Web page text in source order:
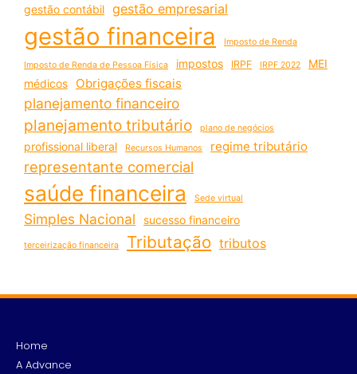
gestão contábil gestão empresarial
gestão financeira Imposto de Renda
Imposto de Renda de Pessoa Física impostos IRPF IRPF 2022
MEI
médicos
Obrigações fiscais
planejamento financeiro
planejamento tributário plano de negócios
profissional liberal Recursos Humanos regime tributário
representante comercial
saúde financeira Sede virtual
Simples Nacional sucesso financeiro
terceirização financeira Tributação tributos
Home
A Advance